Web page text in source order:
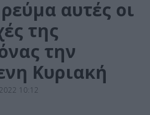
αυτές οι
της
την
Κυριακή
10:12